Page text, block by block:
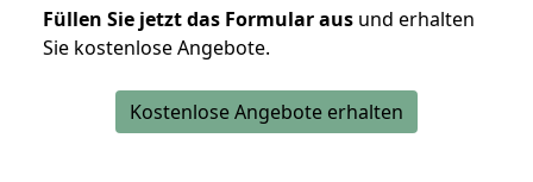
Füllen Sie jetzt das Formular aus und erhalten
Sie kostenlose Angebote.
Kostenlose Angebote erhalten